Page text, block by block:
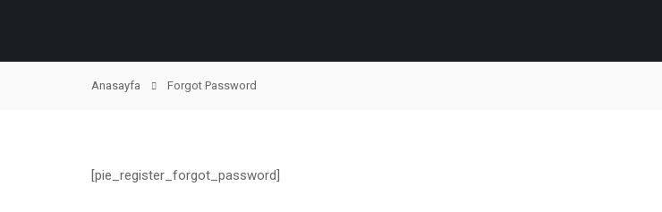
Anasayfa Forgot Password
[pie_register_forgot_password]